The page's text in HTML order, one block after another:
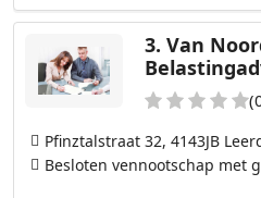
3. Van
Pfinztalstraat 32, 4143JB
Besloten vennootschap met